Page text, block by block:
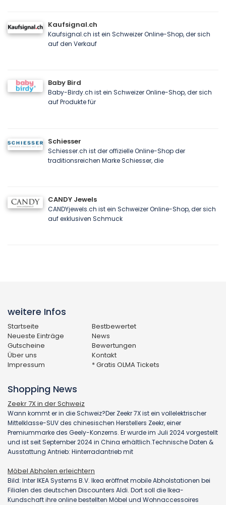
Kaufsignal.ch
Kaufsignal.ch ist ein Schweizer Online-Shop, der sich
auf den Verkauf
Baby Bird
Baby-Birdy.ch ist ein Schweizer Online-Shop, der sich
auf Produkte für
Schiesser
Schiesser.ch ist der offizielle Online-Shop der
traditionsreichen Marke Schiesser, die
CANDY Jewels
CANDYjewels.ch ist ein Schweizer Online-Shop, der sich
auf exklusiven Schmuck
weitere Infos
Startseite
Bestbewertet
Neueste Einträge
News
Gutscheine
Bewertungen
Über uns
Kontakt
Impressum
* Gratis OLMA Tickets
Shopping News
Zeekr 7X in der Schweiz
Wann kommt er in die Schweiz?Der Zeekr 7X ist ein vollelektrischer
Mittelklasse-SUV des chinesischen Herstellers Zeekr, einer
Premiummarke des Geely-Konzerns. Er wurde im Juli 2024 vorgestellt
und ist seit September 2024 in China erhältlich.Technische Daten &
Ausstattung Antrieb: Hinterradantrieb mit
Möbel Abholen erleichtern
Bild: Inter IKEA Systems B.V. Ikea eröffnet mobile Abholstationen bei
Filialen des deutschen Discounters Aldi. Dort soll die Ikea-
Kundschaft ihre online bestellten Möbel und Wohnaccessoires